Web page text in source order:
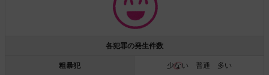
各犯罪の発生件数
粗暴犯 少ない 普通 多い